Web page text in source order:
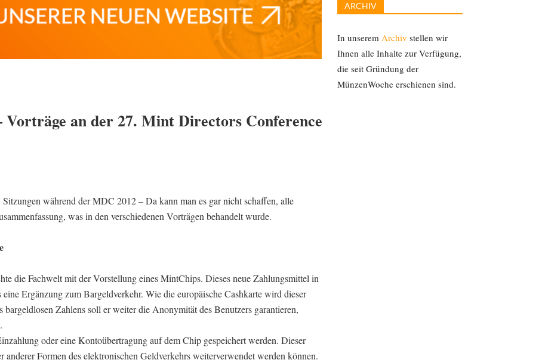
an der 27. Mint Directors Conference
während der MDC 2012 – Da kann man es gar nicht schaffen, alle
was in den verschiedenen Vorträgen behandelt wurde.
die Fachwelt mit der Vorstellung eines MintChips. Dieses neue Zahlungsmittel in
Ergänzung zum Bargeldverkehr. Wie die europäische Cashkarte wird dieser
Zahlens soll er weiter die Anonymität des Benutzers garantieren,
oder eine Kontoübertragung auf dem Chip gespeichert werden. Dieser
Formen des elektronischen Geldverkehrs weiterverwendet werden können.
ARCHIV
In unserem Archiv stellen wir
Ihnen alle Inhalte zur Verfügung,
die seit Gründung der
MünzenWoche erschienen sind.